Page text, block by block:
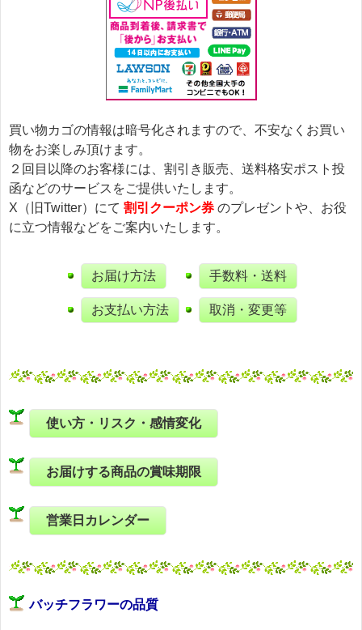
買い物カゴの情報は暗号化されますので、不安なくお買い
物をお楽しみ頂けます。
２回目以降のお客様には、割引き販売、送料格安ポスト投
函などのサービスをご提供いたします。
X（旧Twitter）にて 割引クーポン券 のプレゼントや、お役
に立つ情報などをご案内いたします。
お届け方法
お支払い方法
手数料・送料
取消・変更等
使い方・リスク・感情変化
お届けする商品の賞味期限
営業日カレンダー
バッチフラワーの品質